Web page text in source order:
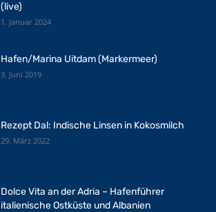
(live)
1. Januar 2024
Hafen/Marina Uitdam (Markermeer)
3. Juni 2019
Rezept Dal: Indische Linsen in Kokosmilch
29. März 2022
Dolce Vita an der Adria – Hafenführer
italienische Ostküste und Albanien